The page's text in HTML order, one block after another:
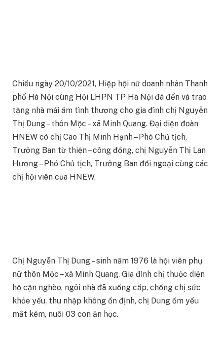
Chiều ngày 20/10/2021, Hiệp hội nữ doanh nhân Thanh
phố Hà Nội cùng Hội LHPN TP Hà Nội đã đến và trao
tặng nhà mái ấm tình thương cho gia đình chị Nguyễn
Thị Dung – thôn Mộc – xã Minh Quang. Đại diện đoàn
HNEW có chị Cao Thị Minh Hạnh – Phó Chủ tịch,
Trưởng Ban từ thiện – công đồng, chị Nguyễn Thị Lan
Hương – Phó Chủ tịch, Trưởng Ban đối ngoại cùng các
chị hội viên của HNEW.
Chị Nguyễn Thị Dung – sinh năm 1976 là hội viên phụ
nữ thôn Mộc – xã Minh Quang. Gia đình chị thuộc diện
hộ cận nghèo, ngôi nhà đã xuống cấp, chồng chị sức
khỏe yếu, thu nhập không ổn định, chị Dung ốm yếu
mắt kém, nuôi 03 con ăn học.